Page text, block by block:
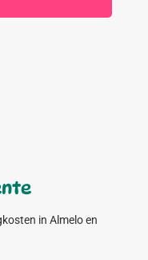
in Almelo en